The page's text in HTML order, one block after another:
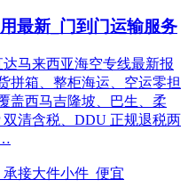
最新_门到门运输服务
马来西亚海空专线最新报
拼箱、整柜海运、空运零担
盖西马吉隆坡、巴生、柔
清含税、DDU 正规退税两